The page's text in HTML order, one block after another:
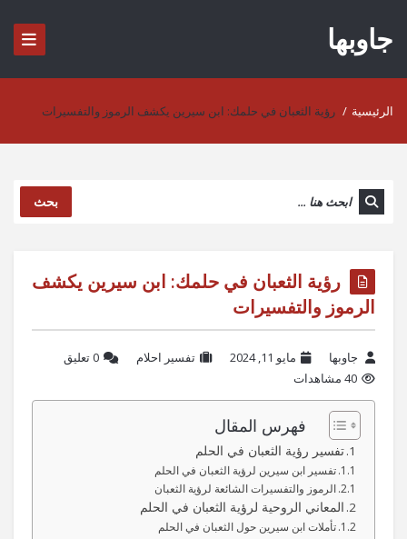
جاوبها
الرئيسية / رؤية الثعبان في حلمك: ابن سيرين يكشف الرموز والتفسيرات
بحث
رؤية الثعبان في حلمك: ابن سيرين يكشف
الرموز والتفسيرات
جاوبها مايو 11, 2024 تفسير احلام
‫0 تعليق
40 مشاهدات
فهرس المقال
تفسير رؤية الثعبان في الحلم
تفسير ابن سيرين لرؤية الثعبان في الحلم
الرموز والتفسيرات الشائعة لرؤية الثعبان
المعاني الروحية لرؤية الثعبان في الحلم
تأملات ابن سيرين حول الثعبان في الحلم